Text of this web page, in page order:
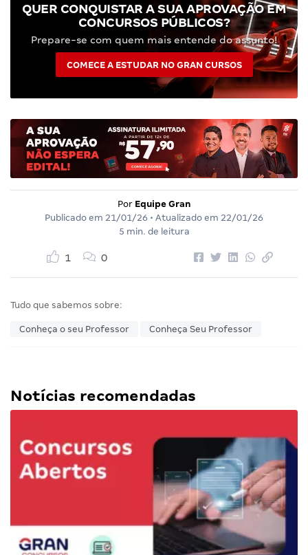
QUER CONQUISTAR A SUA APROVAÇÃO EM
CONCURSOS PÚBLICOS?
Prepare-se com quem mais entende do assunto!
COMECE A ESTUDAR NO GRAN CURSOS
Por Equipe Gran
Publicado em 21/01/26 • Atualizado em 22/01/26
5 min. de leitura
1 0
Tudo que sabemos sobre:
Conheça o seu Professor Conheça Seu Professor
Notícias recomendadas